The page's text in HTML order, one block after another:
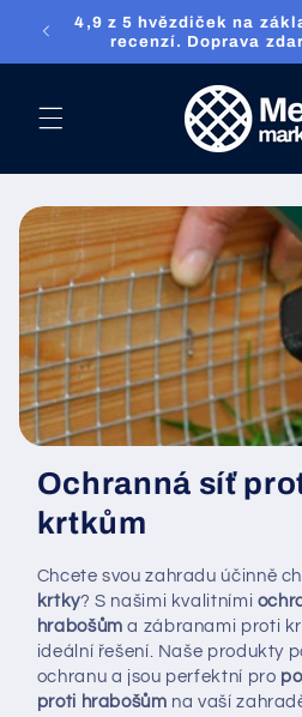
Přejděte přímo
na obsah
4,9 z 5 hvězdiček na
recenzí. Doprava
Ochranná síť
krtkům
Chcete svou zahradu účinně
krtky? S našimi kvalitními
hrabošům a zábranami proti
ideální řešení. Naše produkty
ochranu a jsou perfektní pro
proti hrabošům na vaší